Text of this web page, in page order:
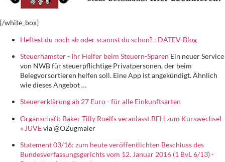
[/white_box]
Heftest du noch ab oder scannst du schon? : DATEV-Blog
Steuerhamster - Ihr Helfer beim Steuern-Sparen Ein neuer Service
von NWB für steuerpflichtige Privatpersonen, der beim
Belegvorsortieren helfen soll. Eine App ist angekündigt. Ähnlich
wie dieses Angebot …
Steuererklärung ab 27 Euro - für alle Einkunftsarten
Organschaft: Baker Tilly Roelfs veranlasst BFH zum Kurswechsel
« JUVEvia @OZugmaier
Statement 03/16: zum heute veröffentlichten Beschluss des
Bundesverfassungsgerichts vom 12. Januar 2016 (1 BvL 6/13) -